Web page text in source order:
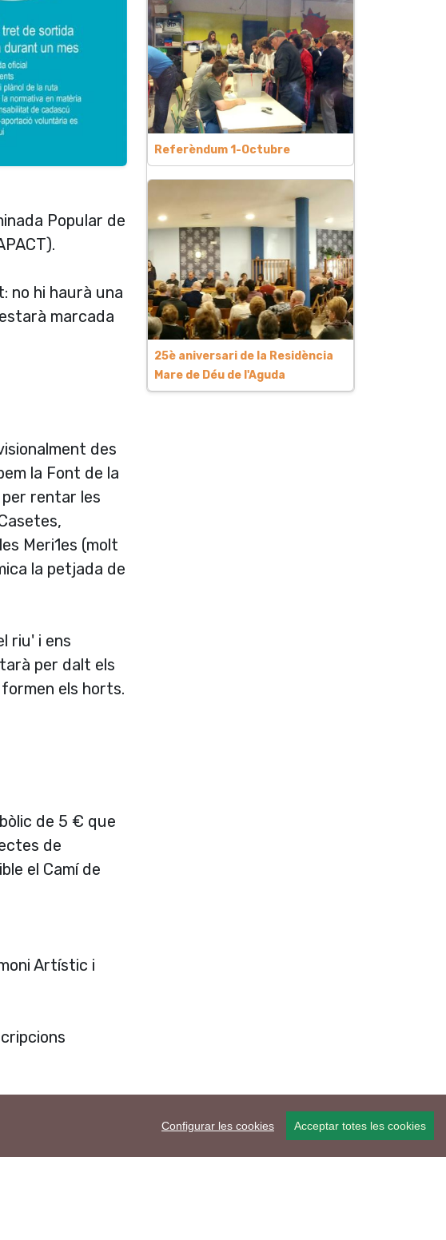
Configurar les cookies Acceptar totes les cookies
Popular de
no hi haurà una
marcada
des
la Font de la
rentar les
Meri1es (molt
la petjada de
riu' i ens
per dalt els
els horts.
de 5 € que
de
el Camí de
Artístic i
Referèndum 1-Octubre
25è aniversari de la Residència
Mare de Déu de l'Aguda